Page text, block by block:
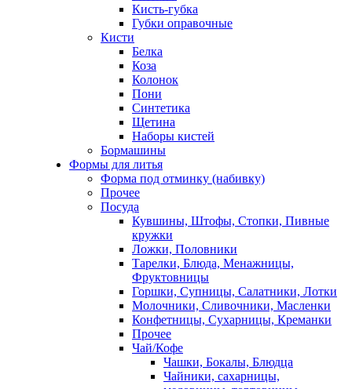
Кисть-губка
Губки оправочные
Кисти
Белка
Коза
Колонок
Пони
Синтетика
Щетина
Наборы кистей
Бормашины
Формы для литья
Форма под отминку (набивку)
Прочее
Посуда
Кувшины, Штофы, Стопки, Пивные
кружки
Ложки, Половники
Тарелки, Блюда, Менажницы,
Фруктовницы
Горшки, Супницы, Салатники, Лотки
Молочники, Сливочники, Масленки
Конфетницы, Сухарницы, Креманки
Прочее
Чай/Кофе
Чашки, Бокалы, Блюдца
Чайники, сахарницы,